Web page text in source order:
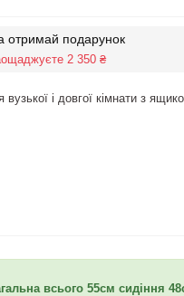
отримай подарунок
2 350 ₴
і довгої кімнати з
всього 55см сидіння